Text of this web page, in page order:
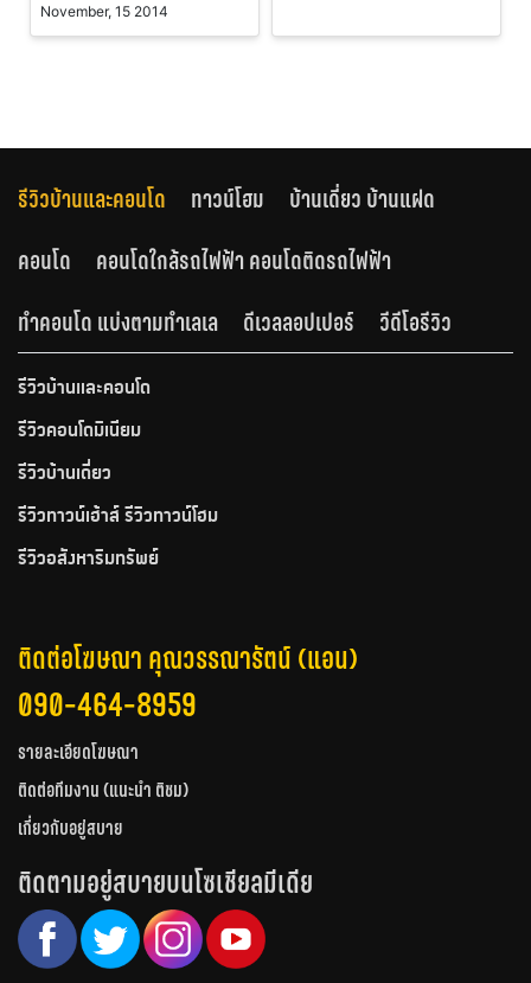
November, 15 2014
รีวิวบ้านและคอนโด ทาวน์โฮม
บ้านเดี่ยว บ้านแฝด
คอนโด
คอนโดใกล้รถไฟฟ้า คอนโดติดรถไฟฟ้า
ทำคอนโด แบ่งตามทำเลเล
ดีเวลลอปเปอร์ วีดีโอรีวิว
รีวิวบ้านและคอนโด
รีวิวคอนโดมิเนียม
รีวิวบ้านเดี่ยว
รีวิวทาวน์เฮ้าส์ รีวิวทาวน์โฮม
รีวิวอสังหาริมทรัพย์
ติดต่อโฆษณา คุณวรรณารัตน์ (แอน)
090-464-8959
รายละเอียดโฆษณา
ติดต่อทีมงาน (แนะนำ ติชม)
เกี่ยวกับอยู่สบาย
ติดตามอยู่สบายบนโซเชียลมีเดีย